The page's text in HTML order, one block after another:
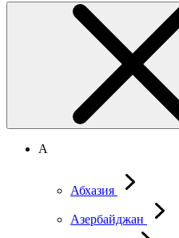
А
Абхазия
Азербайджан